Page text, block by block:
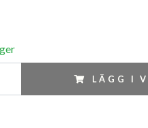
LÄGG I